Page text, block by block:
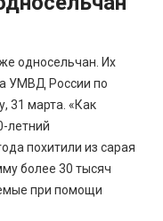
односельчан. Их
УМВД России по
31 марта. «Как
летний
похитили из сарая
более 30 тысяч
при помощи